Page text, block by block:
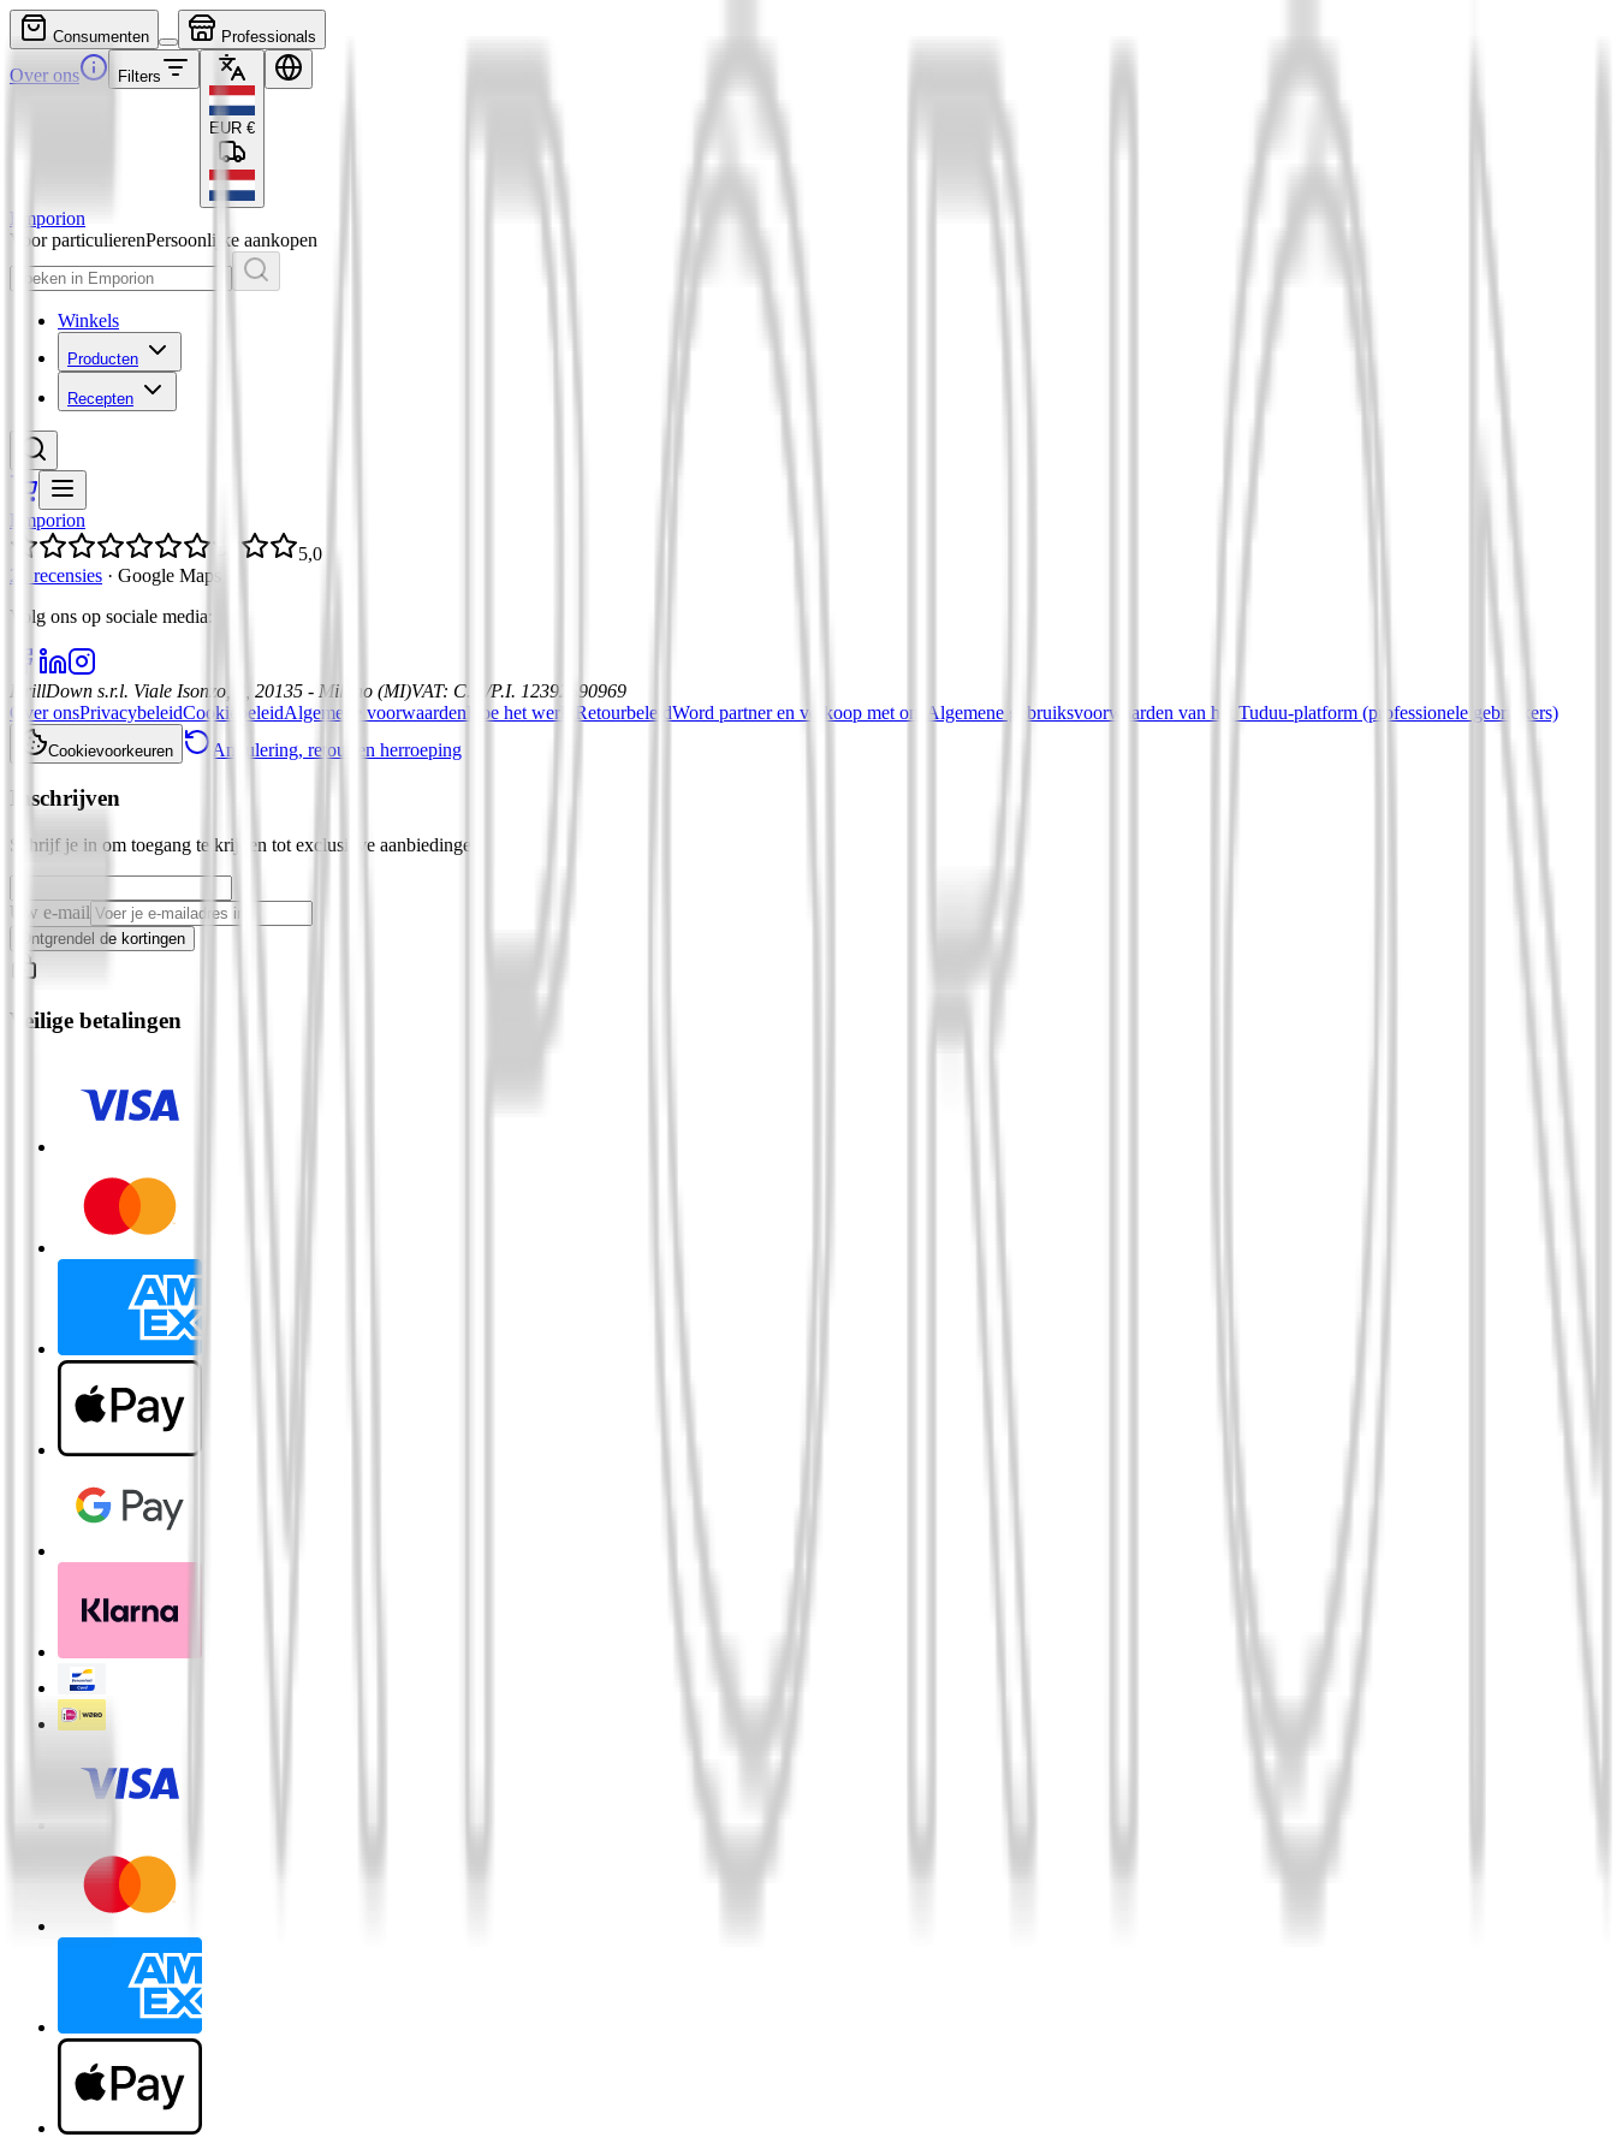
Consumenten Professionals
Over ons Filters
EUR €
Emporion
Voor particulierenPersoonlijke aankopen
Winkels
Producten
Recepten
Emporion
5,0
21 recensies · Google Maps
Volg ons op sociale media:
DrillDown s.r.l. Viale Isonzo, 8, 20135 - Milano (MI)VAT: C.F./P.I. 12392590969
Over onsPrivacybeleidCookiebeleidAlgemene voorwaarden Hoe het werkt RetourbeleidWord partner en verkoop met ons Algemene gebruiksvoorwaarden van het Tuduu-platform (professionele gebruikers)
Cookievoorkeuren Annulering, retour en herroeping
Inschrijven
Schrijf je in om toegang te krijgen tot exclusieve aanbiedingen
Uw e-mail
Ontgrendel de kortingen
Veilige betalingen